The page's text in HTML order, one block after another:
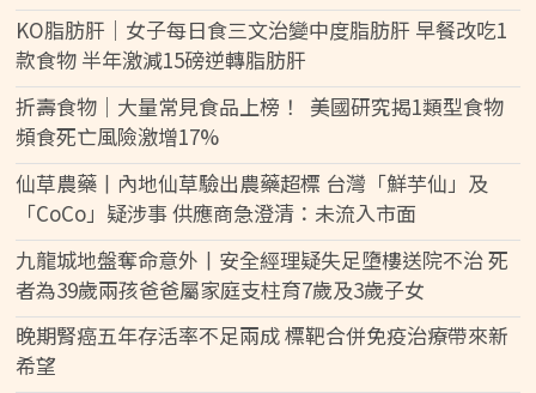
KO脂肪肝｜女子每日食三文治變中度脂肪肝 早餐改吃1
款食物 半年激減15磅逆轉脂肪肝
折壽食物｜大量常見食品上榜！ 美國研究揭1類型食物
頻食死亡風險激增17%
仙草農藥丨內地仙草驗出農藥超標 台灣「鮮芋仙」及
「CoCo」疑涉事 供應商急澄清：未流入市面
九龍城地盤奪命意外丨安全經理疑失足墮樓送院不治 死
者為39歲兩孩爸爸屬家庭支柱育7歲及3歲子女
晚期腎癌五年存活率不足兩成 標靶合併免疫治療帶來新
希望